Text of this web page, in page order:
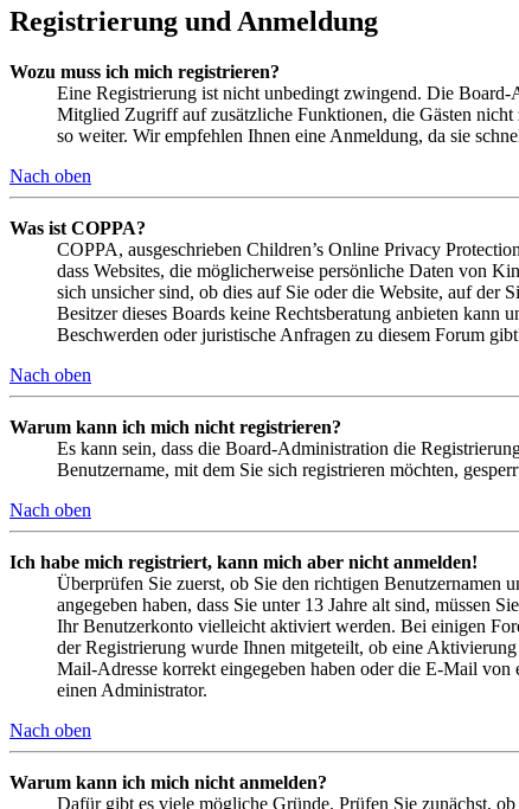
Registrierung und Anmeldung
Wozu muss ich mich registrieren?
Eine Registrierung ist nicht unbedingt zwingend. Die Board-
Mitglied Zugriff auf zusätzliche Funktionen, die Gästen
so weiter. Wir empfehlen Ihnen eine Anmeldung, da sie
Nach oben
Was ist COPPA?
COPPA, ausgeschrieben Children’s Online Privacy
dass Websites, die möglicherweise persönliche Daten von
sich unsicher sind, ob dies auf Sie oder die Website, auf der
Besitzer dieses Boards keine Rechtsberatung anbieten
Beschwerden oder juristische Anfragen zu diesem Forum
Nach oben
Warum kann ich mich nicht registrieren?
Es kann sein, dass die Board-Administration die
Benutzername, mit dem Sie sich registrieren möchten,
Nach oben
Ich habe mich registriert, kann mich aber nicht anmelden!
Überprüfen Sie zuerst, ob Sie den richtigen Benutzernamen
angegeben haben, dass Sie unter 13 Jahre alt sind, müssen
Ihr Benutzerkonto vielleicht aktiviert werden. Bei einigen
der Registrierung wurde Ihnen mitgeteilt, ob eine
Mail-Adresse korrekt eingegeben haben oder die E-Mail
einen Administrator.
Nach oben
Warum kann ich mich nicht anmelden?
Dafür gibt es viele mögliche Gründe. Prüfen Sie zunächst,